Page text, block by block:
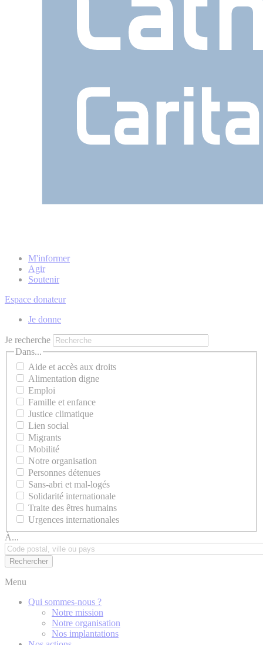
M'informer
Agir
Soutenir
Espace donateur
Je donne
Je recherche
Dans...
Aide et accès aux droits
Alimentation digne
Emploi
Famille et enfance
Justice climatique
Lien social
Migrants
Mobilité
Notre organisation
Personnes détenues
Sans-abri et mal-logés
Solidarité internationale
Traite des êtres humains
Urgences internationales
À...
Menu
Qui sommes-nous ?
Notre mission
Notre organisation
Nos implantations